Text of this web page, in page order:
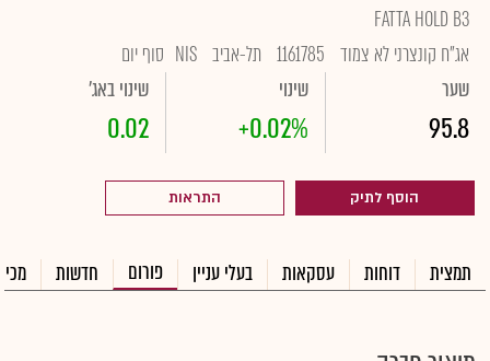
FATTA HOLD B3
אג"ח קונצרני לא צמוד 1161785 תל-אביב NIS סוף יום
שער
95.8
שינוי
+0.02%
שינוי באג'
0.02
הוסף לתיק התראות
תמצית דוחות עסקאות בעלי עניין פורום חדשות